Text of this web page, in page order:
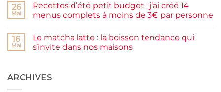
complète,
et
sur
burger
testé
Packman
Burgers &
Grande
Motte
26
Mai
Recettes d’été petit budget : j’ai créé 14
menus complets à moins de 3€ par personne
sur
Recettes
d’été
j’ai
créé
16
Mai
Le matcha latte : la boisson tendance qui
s’invite dans nos maisons
Le
matcha
ARCHIVES